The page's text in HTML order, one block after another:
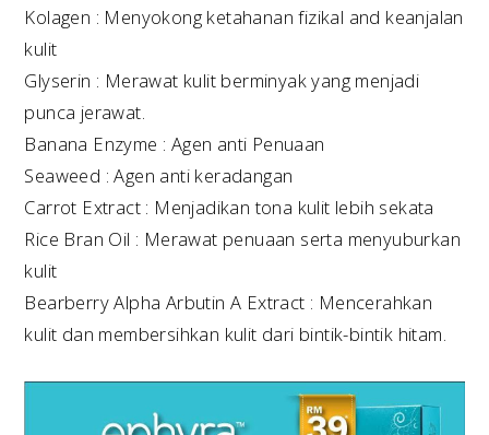
Kolagen : Menyokong ketahanan fizikal and keanjalan
kulit
Glyserin : Merawat kulit berminyak yang menjadi
punca jerawat.
Banana Enzyme : Agen anti Penuaan
Seaweed : Agen anti keradangan
Carrot Extract : Menjadikan tona kulit lebih sekata
Rice Bran Oil : Merawat penuaan serta menyuburkan
kulit
Bearberry Alpha Arbutin A Extract : Mencerahkan
kulit dan membersihkan kulit dari bintik-bintik hitam.